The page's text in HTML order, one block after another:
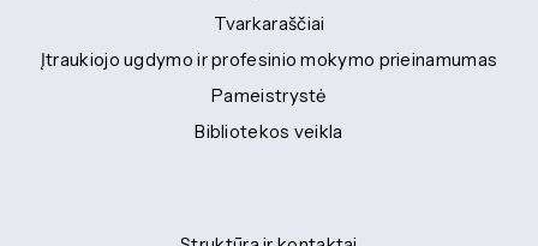
Tvarkaraščiai
Įtraukiojo ugdymo ir profesinio mokymo prieinamumas
Pameistrystė
Bibliotekos veikla